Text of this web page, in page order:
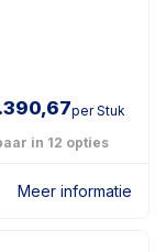
per Stuk
in 12 opties
Meer informatie